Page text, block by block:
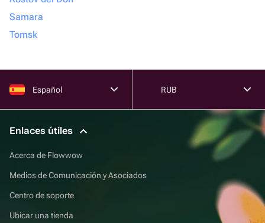
Samara
Tomsk
Español RUB
Enlaces útiles
Acerca de Flowwow
Medios de Comunicación y Asociados
Centro de soporte
Ubicar una tienda